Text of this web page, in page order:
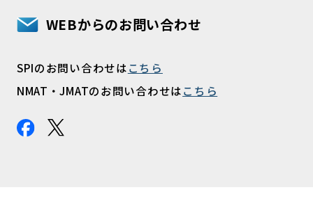
WEBからのお問い合わせ
SPIのお問い合わせはこちら
NMAT・JMATのお問い合わせはこちら